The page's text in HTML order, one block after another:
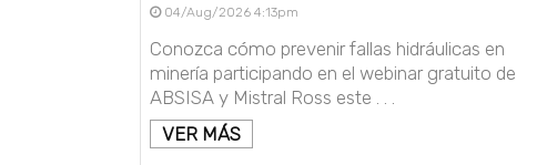
04/Aug/2026 4:13pm
Conozca cómo prevenir fallas hidráulicas en
minería participando en el webinar gratuito de
ABSISA y Mistral Ross este . . .
VER MÁS